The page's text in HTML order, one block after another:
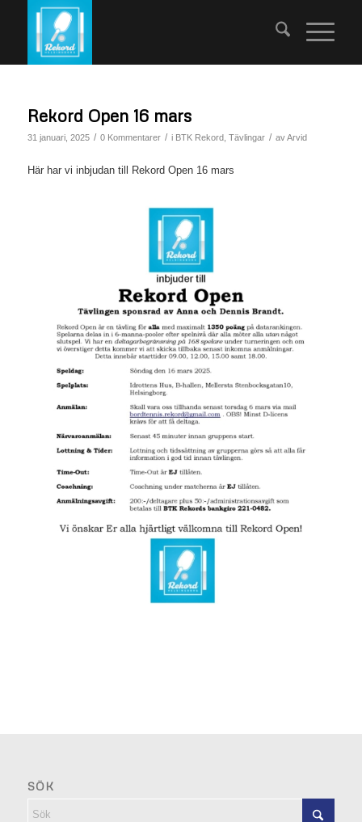
Rekord Open 16 mars
31 januari, 2025 / 0 Kommentarer / i BTK Rekord, Tävlingar / avArvid
Här har vi inbjudan till Rekord Open 16 mars
SÖK